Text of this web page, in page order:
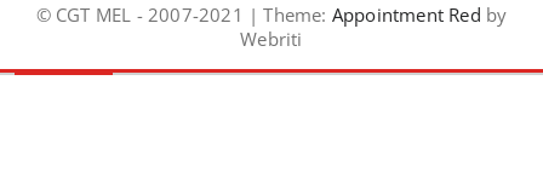
© CGT MEL - 2007-2021 | Theme: Appointment Red by
Webriti